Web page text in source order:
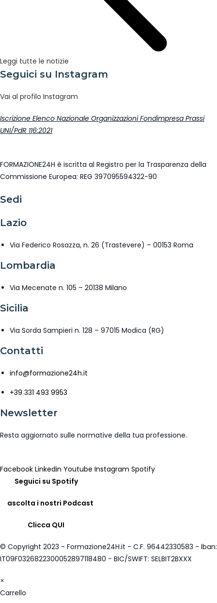
Leggi tutte le notizie
Seguici su Instagram
Vai al profilo Instagram
Iscrizione Elenco Nazionale Organizzazioni Fondimpresa Prassi
UNI/PdR 116:2021
FORMAZIONE24H è iscritta al Registro per la Trasparenza della
Commissione Europea: REG 397095594322-90
Sedi
Lazio
Via Federico Rosazza, n. 26 (Trastevere) – 00153 Roma
Lombardia
Via Mecenate n. 105 – 20138 Milano
Sicilia
Via Sorda Sampieri n. 128 – 97015 Modica (RG)
Contatti
info@formazione24h.it
+39 331 493 9953
Newsletter
Resta aggiornato sulle normative della tua professione.
Facebook Linkedin Youtube Instagram Spotify
Seguici su Spotify
ascolta i nostri Podcast
Clicca QUI
© Copyright 2023 - Formazione24H.it - C.F. 96442330583 - Iban:
IT09F0326822300052897118480 - BIC/SWIFT: SELBIT2BXXX
×
Carrello